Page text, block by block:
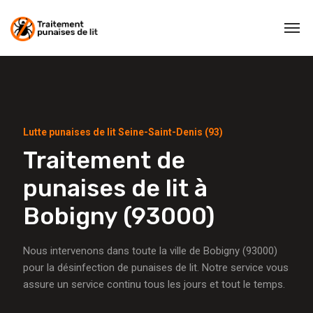
Lutte punaises de lit Seine-Saint-Denis (93)
Traitement de
punaises de lit à
Bobigny (93000)
Nous intervenons dans toute la ville de Bobigny (93000)
pour la désinfection de punaises de lit. Notre service vous
assure un service continu tous les jours et tout le temps.